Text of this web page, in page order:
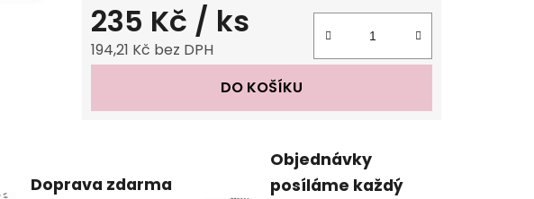
235 Kč / ks
194,21 Kč bez DPH
DO KOŠÍKU
Doprava zdarma
Objednávky
posíláme každý